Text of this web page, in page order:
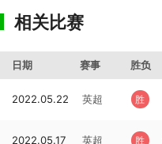
相关比赛
日期 赛事 胜负
2022.05.22 英超 胜
2022.05.17 英超 胜